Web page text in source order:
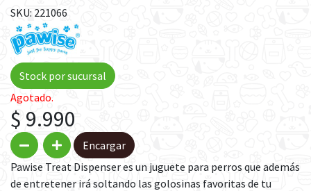
SKU: 221066
Stock por sucursal
Agotado.
$ 9.990
Encargar
Pawise Treat Dispenser es un juguete para perros que además
de entretener irá soltando las golosinas favoritas de tu